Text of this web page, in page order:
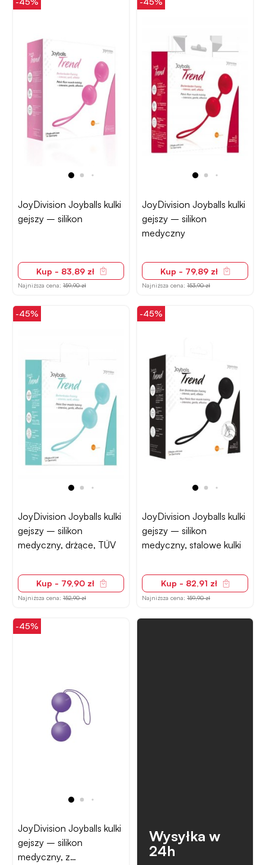
JoyDivision Joyballs kulki
gejszy – silikon
Kup - 83,89 zł
Najniższa cena: 159,90 zł
JoyDivision Joyballs kulki
gejszy – silikon
medyczny
Kup - 79,89 zł
Najniższa cena: 153,90 zł
-45%
JoyDivision Joyballs kulki
gejszy – silikon
medyczny, drżące, TÜV
Kup - 79,90 zł
Najniższa cena: 152,90 zł
-45%
JoyDivision Joyballs kulki
gejszy – silikon
medyczny, stalowe kulki
Kup - 82,91 zł
Najniższa cena: 159,90 zł
-45%
JoyDivision Joyballs kulki
gejszy – silikon
medyczny, z
Wysyłka w
24h